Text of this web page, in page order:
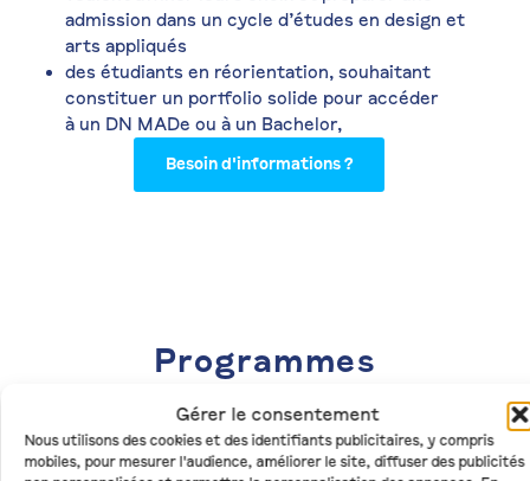
Gérer le consentement
Nous utilisons des cookies et des identifiants publicitaires, y compris
mobiles, pour mesurer l'audience, améliorer le site, diffuser des publicités
admission dans un cycle d’études en design et
arts appliqués
des étudiants en réorientation, souhaitant
constituer un portfolio solide pour accéder
à un DN MADe ou à un Bachelor,
Besoin d'informations ?
Programmes